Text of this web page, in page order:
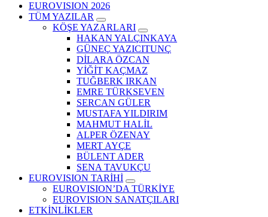
EUROVISION 2026
TÜM YAZILAR
KÖŞE YAZARLARI
HAKAN YALÇINKAYA
GÜNEÇ YAZICITUNÇ
DİLARA ÖZCAN
YİĞİT KAÇMAZ
TUĞBERK IRKAN
EMRE TÜRKSEVEN
SERCAN GÜLER
MUSTAFA YILDIRIM
MAHMUT HALİL
ALPER ÖZENAY
MERT AYÇE
BÜLENT ADER
SENA TAVUKÇU
EUROVISION TARİHİ
EUROVISION’DA TÜRKİYE
EUROVISION SANATÇILARI
ETKİNLİKLER